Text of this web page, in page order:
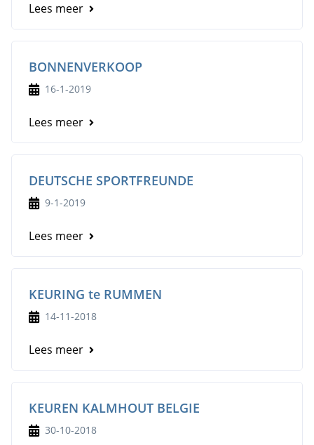
Lees meer
BONNENVERKOOP
16-1-2019
Lees meer
DEUTSCHE SPORTFREUNDE
9-1-2019
Lees meer
KEURING te RUMMEN
14-11-2018
Lees meer
KEUREN KALMHOUT BELGIE
30-10-2018